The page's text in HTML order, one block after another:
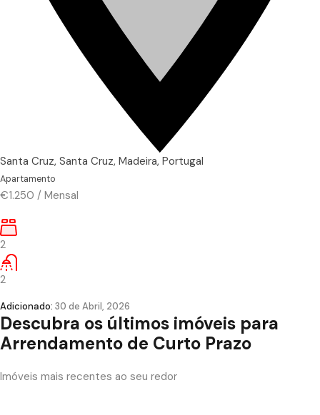
Santa Cruz, Santa Cruz, Madeira, Portugal
Apartamento
€1.250 / Mensal
2
2
Adicionado: 30 de Abril, 2026
Descubra os últimos imóveis para
Arrendamento de Curto Prazo
Imóveis mais recentes ao seu redor